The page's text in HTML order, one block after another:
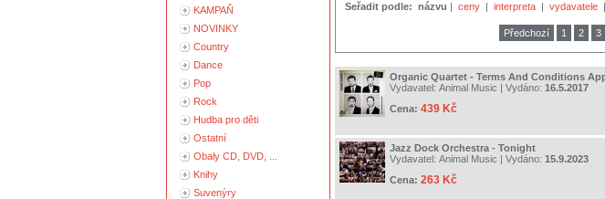
KAMPAŇ
NOVINKY
Country
Dance
Pop
Rock
Hudba pro děti
Ostatní
Obaly CD, DVD, ...
Knihy
Suvenýry
Seřadit podle: názvu | ceny | interpreta | vydavatele |
Předchozí 1 2 3
Organic Quartet - Terms And Conditions
Vydavatel: Animal Music | Vydáno: 16.5.2017
Cena: 439 Kč
Jazz Dock Orchestra - Tonight
Vydavatel: Animal Music | Vydáno: 15.9.2023
Cena: 263 Kč